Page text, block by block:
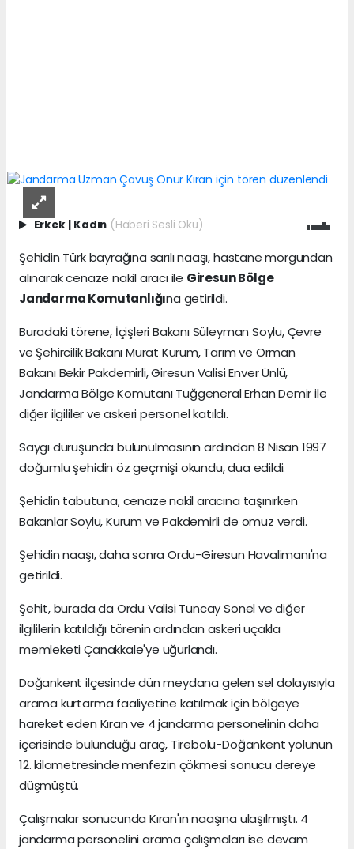
Erkek | Kadın (Haberi Sesli Oku)
Şehidin Türk bayrağına sarılı naaşı, hastane morgundan
alınarak cenaze nakil aracı ile Giresun Bölge
Jandarma Komutanlığına getirildi.
Buradaki törene, İçişleri Bakanı Süleyman Soylu, Çevre
ve Şehircilik Bakanı Murat Kurum, Tarım ve Orman
Bakanı Bekir Pakdemirli, Giresun Valisi Enver Ünlü,
Jandarma Bölge Komutanı Tuğgeneral Erhan Demir ile
diğer ilgililer ve askeri personel katıldı.
Saygı duruşunda bulunulmasının ardından 8 Nisan 1997
doğumlu şehidin öz geçmişi okundu, dua edildi.
Şehidin tabutuna, cenaze nakil aracına taşınırken
Bakanlar Soylu, Kurum ve Pakdemirli de omuz verdi.
Şehidin naaşı, daha sonra Ordu-Giresun Havalimanı'na
getirildi.
Şehit, burada da Ordu Valisi Tuncay Sonel ve diğer
ilgililerin katıldığı törenin ardından askeri uçakla
memleketi Çanakkale'ye uğurlandı.
Doğankent ilçesinde dün meydana gelen sel dolayısıyla
arama kurtarma faaliyetine katılmak için bölgeye
hareket eden Kıran ve 4 jandarma personelinin daha
içerisinde bulunduğu araç, Tirebolu-Doğankent yolunun
12. kilometresinde menfezin çökmesi sonucu dereye
düşmüştü.
Çalışmalar sonucunda Kıran'ın naaşına ulaşılmıştı. 4
jandarma personelini arama çalışmaları ise devam